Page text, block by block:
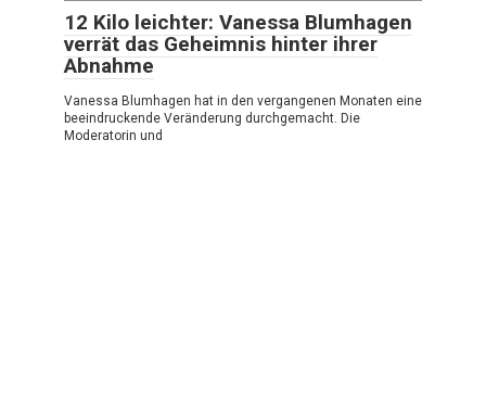
12 Kilo leichter: Vanessa Blumhagen
verrät das Geheimnis hinter ihrer
Abnahme
Vanessa Blumhagen hat in den vergangenen Monaten eine
beeindruckende Veränderung durchgemacht. Die
Moderatorin und